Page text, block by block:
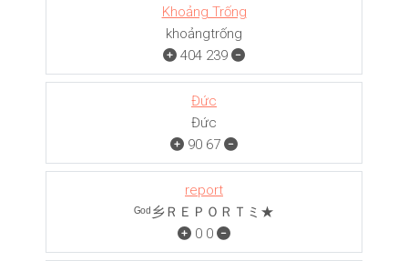
Khoảng Trống
khoảngㅤㅤㅤtrống
404 239
Đức
Đức
90 67
report
ᴳᵒᵈ乡ＲＥＰＯＲＴミ★
0 0